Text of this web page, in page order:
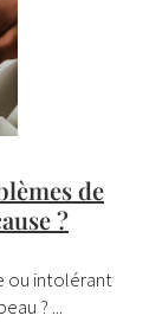
de
?
ou intolérant
? ...